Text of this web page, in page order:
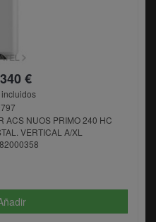
€
incluidos
ACS NUOS PRIMO 240 HC
VERTICAL A/XL